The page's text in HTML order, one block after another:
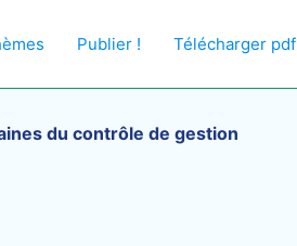
Publier ! Télécharger pdf
du contrôle de gestion